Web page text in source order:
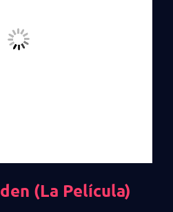
(La Película)